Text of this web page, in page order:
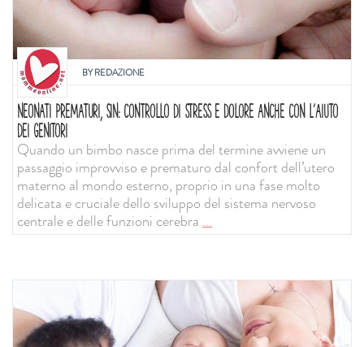
BYREDAZIONE
NEONATI PREMATURI, SIN: CONTROLLO DI STRESS E DOLORE ANCHE CON L'AIUTO
DEI GENITORI
Quando un bimbo nasce prima del termine avviene un
passaggio improvviso e prematuro dal confort dell’utero
materno al mondo esterno, proprio in una fase molto
delicata e cruciale dello sviluppo del sistema nervoso
centrale e delle funzioni cerebra...